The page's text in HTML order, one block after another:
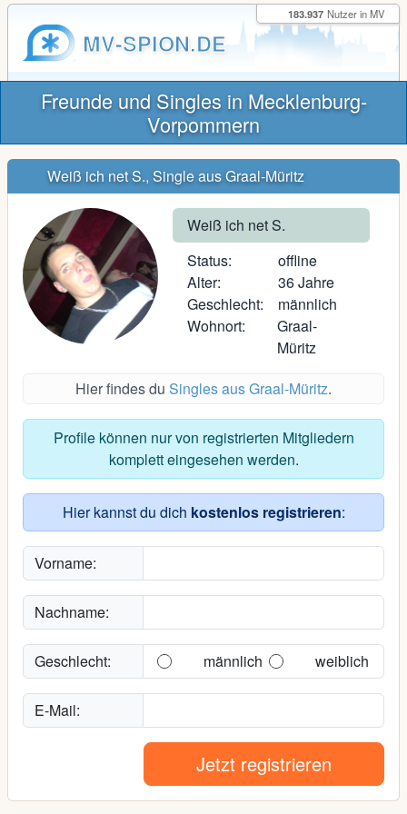
MV-SPION.DE
183.937 Nutzer in MV
Freunde und Singles in Mecklenburg-
Vorpommern
Weiß ich net S., Single aus Graal-Müritz
Weiß ich net S.
Status:
offline
Alter:
36 Jahre
Geschlecht:
männlich
Wohnort:
Graal-
Müritz
Hier findes du Singles aus Graal-Müritz.
Profile können nur von registrierten Mitgliedern
komplett eingesehen werden.
Hier kannst du dich kostenlos registrieren:
Vorname:
Nachname:
Geschlecht: männlich weiblich
E-Mail:
Jetzt registrieren